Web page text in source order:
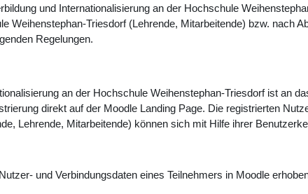
und Internationalisierung an der Hochschule
Weihenstephan-Triesdorf (Lehrende, Mitarbeitende) bzw. nach
Regelungen.
an der Hochschule Weihenstephan-Triesdorf ist an
direkt auf der Moodle Landing Page. Die registrierten
Lehrende, Mitarbeitende) können sich mit Hilfe ihrer
und Verbindungsdaten eines Teilnehmers in Moodle